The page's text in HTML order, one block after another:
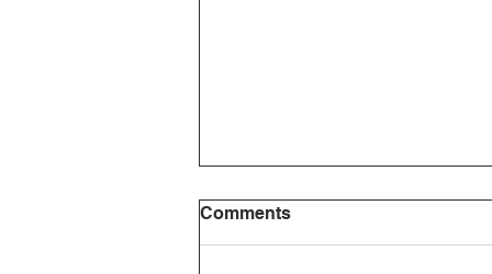
Comments